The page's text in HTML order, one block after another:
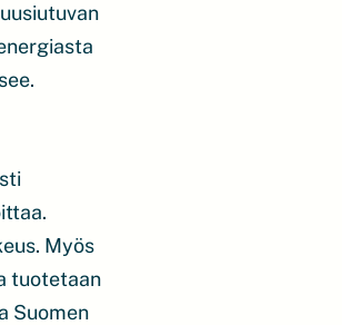
Myös
tuotetaan
Suomen